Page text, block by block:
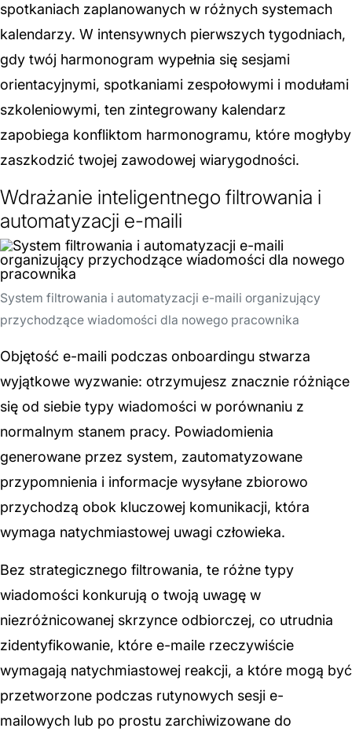
spotkaniach zaplanowanych w różnych systemach
kalendarzy. W intensywnych pierwszych tygodniach,
gdy twój harmonogram wypełnia się sesjami
orientacyjnymi, spotkaniami zespołowymi i modułami
szkoleniowymi, ten zintegrowany kalendarz
zapobiega konfliktom harmonogramu, które mogłyby
zaszkodzić twojej zawodowej wiarygodności.
Wdrażanie inteligentnego filtrowania i
automatyzacji e-maili
System filtrowania i automatyzacji e-maili organizujący
przychodzące wiadomości dla nowego pracownika
Objętość e-maili podczas onboardingu stwarza
wyjątkowe wyzwanie: otrzymujesz znacznie różniące
się od siebie typy wiadomości w porównaniu z
normalnym stanem pracy. Powiadomienia
generowane przez system, zautomatyzowane
przypomnienia i informacje wysyłane zbiorowo
przychodzą obok kluczowej komunikacji, która
wymaga natychmiastowej uwagi człowieka.
Bez strategicznego filtrowania, te różne typy
wiadomości konkurują o twoją uwagę w
niezróżnicowanej skrzynce odbiorczej, co utrudnia
zidentyfikowanie, które e-maile rzeczywiście
wymagają natychmiastowej reakcji, a które mogą być
przetworzone podczas rutynowych sesji e-
mailowych lub po prostu zarchiwizowane do